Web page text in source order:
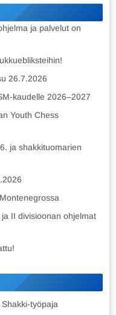
ja palvelut on
26.7.2026
kaudelle 2026–2027
Youth Chess
ja shakkituomarien
II divisioonan ohjelmat
työpaja